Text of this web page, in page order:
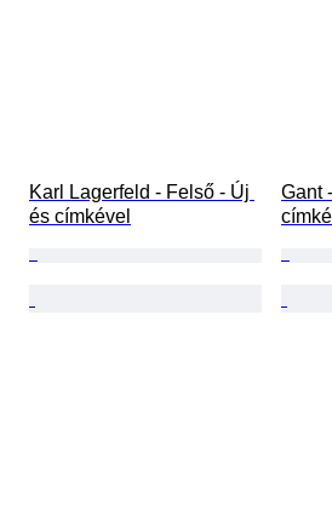
Karl Lagerfeld - Felső - Új
és címkével
Gant